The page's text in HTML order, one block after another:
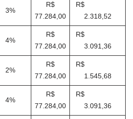
3%
R$
77.284,00
R$
2.318,52
4%
R$
77.284,00
R$
3.091,36
2%
R$
77.284,00
R$
1.545,68
4%
R$
77.284,00
R$
3.091,36